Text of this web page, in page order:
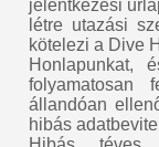
jelentkezési
létre utazási
kötelezi a Dive
Honlapunkat,
folyamatosan
állandóan
hibás